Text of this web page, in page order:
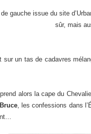
gauche issue du site
sûr, mais
sur un tas de cadavres
alors la cape du
Bruce, les confessions dans